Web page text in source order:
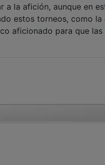
a la afición, aunque en
estos torneos, como
aficionado para que